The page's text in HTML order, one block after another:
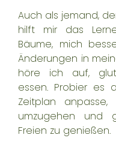
Auch als jemand,
hilft mir das
Bäume, mich
Änderungen in
höre ich auf,
essen. Probier es
Zeitplan
umzugehen und
Freien zu genießen.